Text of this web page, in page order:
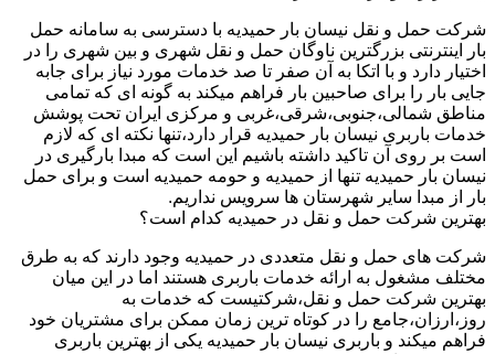
شرکت حمل و نقل نیسان بار حمیدیه با دسترسی به سامانه حمل
بار اینترنتی بزرگترین ناوگان حمل و نقل شهری و بین شهری را در
اختیار دارد و با اتکا به آن صفر تا صد خدمات مورد نیاز برای جابه
جایی بار را برای صاحبین بار فراهم میکند به گونه ای که تمامی
مناطق شمالی،جنوبی،شرقی،غربی و مرکزی ایران تحت پوشش
خدمات باربری نیسان بار حمیدیه قرار دارد،تنها نکته ای که لازم
است بر روی آن تاکید داشته باشیم این است که مبدا بارگیری در
نیسان بار حمیدیه تنها از حمیدیه و حومه حمیدیه است و برای حمل
بار از مبدا سایر شهرستان ها سرویس نداریم.
بهترین شرکت حمل و نقل در حمیدیه کدام است؟
شرکت های حمل و نقل متعددی در حمیدیه وجود دارند که به طرق
مختلف مشغول به ارائه خدمات باربری هستند اما در این میان
بهترین شرکت حمل و نقل،شرکتیست که خدمات به
روز،ارزان،جامع را در کوتاه ترین زمان ممکن برای مشتریان خود
فراهم میکند و باربری نیسان بار حمیدیه یکی از بهترین باربری